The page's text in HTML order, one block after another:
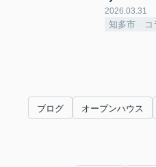
2026.03.31
知多市 コ
ブログ オープンハウス